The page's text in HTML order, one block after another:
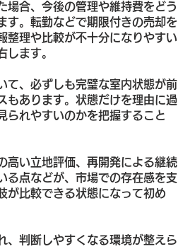
場合、今後の管理や維持費をどう
す。転勤などで期限付きの売却を
整理や比較が不十分になりやすい
します。
て、必ずしも完璧な室内状態が前
もあります。状態だけを理由に過
られやすいのかを把握すること
高い立地評価、再開発による継続
る点などが、市場での存在感を支
が比較できる状態になって初め
、判断しやすくなる環境が整えら